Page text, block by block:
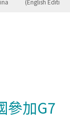
(English Edition)
參加G7